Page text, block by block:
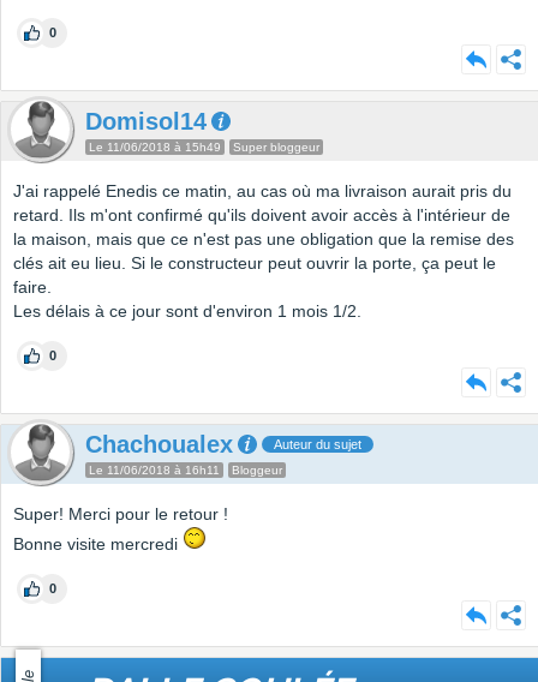
0
Domisol14
Le 11/06/2018 à 15h49 Super bloggeur
J'ai rappelé Enedis ce matin, au cas où ma livraison aurait pris du
retard. Ils m'ont confirmé qu'ils doivent avoir accès à l'intérieur de
la maison, mais que ce n'est pas une obligation que la remise des
clés ait eu lieu. Si le constructeur peut ouvrir la porte, ça peut le
faire.
Les délais à ce jour sont d'environ 1 mois 1/2.
0
Chachoualex Auteur du sujet
Le 11/06/2018 à 16h11 Bloggeur
Super! Merci pour le retour !
Bonne visite mercredi
0